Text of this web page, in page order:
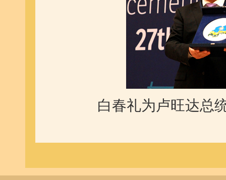
白春礼为卢旺达总